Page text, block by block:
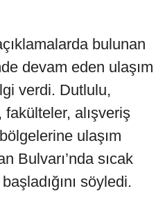
bulunan
devam eden ulaşım
verdi. Dutlulu,
alışveriş
ulaşım
Bulvarı’nda sıcak
söyledi.